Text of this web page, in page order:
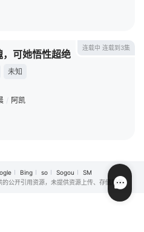
连载中 连载到3集
可她悟性超绝
未知
/ 阿凯
Bing so Sogou
SM
公开引用资源，未提供资源上传、存储服务。